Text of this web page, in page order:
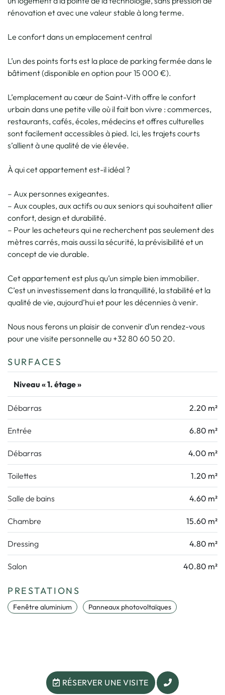
rénovation et avec une valeur stable à long terme.
Le confort dans un emplacement central
L’un des points forts est la place de parking fermée dans le
bâtiment (disponible en option pour 15 000 €).
L’emplacement au cœur de Saint-Vith offre le confort
urbain dans une petite ville où il fait bon vivre : commerces,
restaurants, cafés, écoles, médecins et offres culturelles
sont facilement accessibles à pied. Ici, les trajets courts
s’allient à une qualité de vie élevée.
À qui cet appartement est-il idéal ?
– Aux personnes exigeantes.
– Aux couples, aux actifs ou aux seniors qui souhaitent allier
confort, design et durabilité.
– Pour les acheteurs qui ne recherchent pas seulement des
mètres carrés, mais aussi la sécurité, la prévisibilité et un
concept de vie durable.
Cet appartement est plus qu’un simple bien immobilier.
C’est un investissement dans la tranquillité, la stabilité et la
qualité de vie, aujourd’hui et pour les décennies à venir.
Nous nous ferons un plaisir de convenir d’un rendez-vous
pour une visite personnelle au +32 80 60 50 20.
SURFACES
Niveau « 1. étage »
Débarras 2.20 m²
Entrée 6.80 m²
Débarras 4.00 m²
Toilettes 1.20 m²
Salle de bains 4.60 m²
Chambre 15.60 m²
Dressing 4.80 m²
Salon 40.80 m²
PRESTATIONS
Fenêtre aluminium Panneaux photovoltaïques
RÉSERVER UNE VISITE